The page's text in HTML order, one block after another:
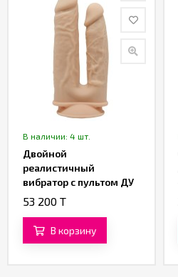
В наличии: 4 шт.
Двойной
реалистичный
вибратор с пультом ДУ
«Model 1» от «SILEXD»
53 200 T
В корзину